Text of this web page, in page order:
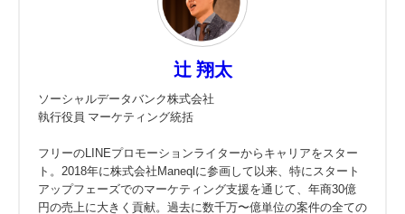
辻 翔太
ソーシャルデータバンク株式会社
執行役員 マーケティング統括
フリーのLINEプロモーションライターからキャリアをスター
ト。2018年に株式会社Maneqlに参画して以来、特にスタート
アップフェーズでのマーケティング支援を通じて、年商30億
円の売上に大きく貢献。過去に数千万〜億単位の案件の全ての